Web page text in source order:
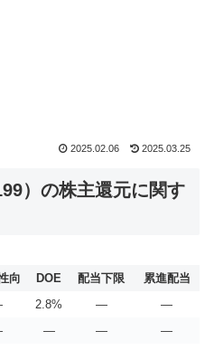
2025.02.06 2025.03.25
）の株主還元に関す
向 DOE 配当下限
累進配当
2.8% ―
―
― ― ―